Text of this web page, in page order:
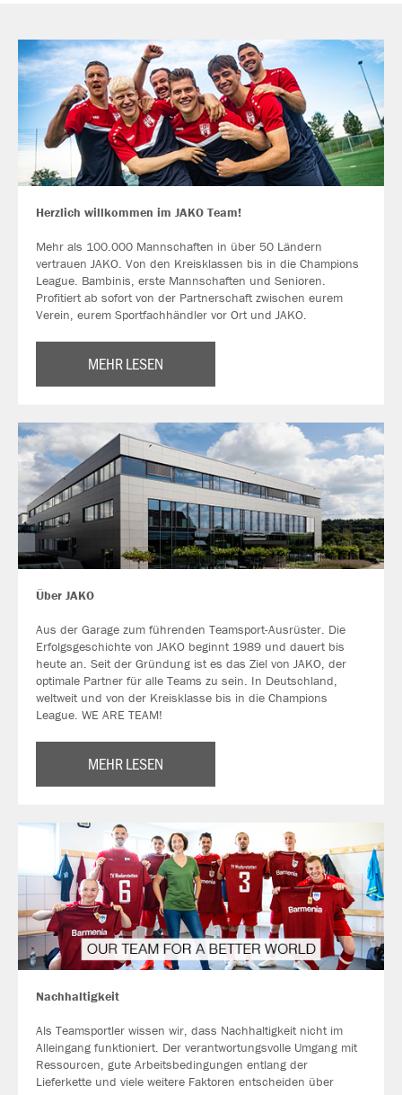
Herzlich willkommen im JAKO Team!
Mehr als 100.000 Mannschaften in über 50 Ländern
vertrauen JAKO. Von den Kreisklassen bis in die Champions
League. Bambinis, erste Mannschaften und Senioren.
Profitiert ab sofort von der Partnerschaft zwischen eurem
Verein, eurem Sportfachhändler vor Ort und JAKO.
MEHR LESEN
Über JAKO
Aus der Garage zum führenden Teamsport-Ausrüster. Die
Erfolgsgeschichte von JAKO beginnt 1989 und dauert bis
heute an. Seit der Gründung ist es das Ziel von JAKO, der
optimale Partner für alle Teams zu sein. In Deutschland,
weltweit und von der Kreisklasse bis in die Champions
League. WE ARE TEAM!
MEHR LESEN
Nachhaltigkeit
Als Teamsportler wissen wir, dass Nachhaltigkeit nicht im
Alleingang funktioniert. Der verantwortungsvolle Umgang mit
Ressourcen, gute Arbeitsbedingungen entlang der
Lieferkette und viele weitere Faktoren entscheiden über